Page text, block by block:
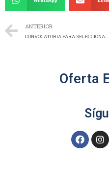
ANTERIOR
CONVOCATORIA PARA SELECCIONAR LA PORRA OFICIAL DEL TecNM
Oferta